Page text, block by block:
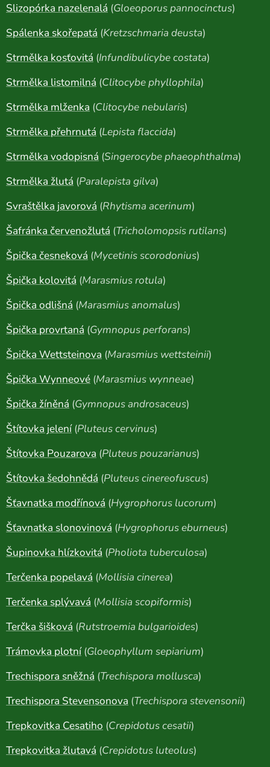
Slizopórka nazelenalá (Gloeoporus pannocinctus)
Spálenka skořepatá (Kretzschmaria deusta)
Strmělka kosťovitá (Infundibulicybe costata)
Strmělka listomilná (Clitocybe phyllophila)
Strmělka mlženka (Clitocybe nebularis)
Strmělka přehrnutá (Lepista flaccida)
Strmělka vodopisná (Singerocybe phaeophthalma)
Strmělka žlutá (Paralepista gilva)
Svraštělka javorová (Rhytisma acerinum)
Šafránka červenožlutá (Tricholomopsis rutilans)
Špička česneková (Mycetinis scorodonius)
Špička kolovitá (Marasmius rotula)
Špička odlišná (Marasmius anomalus)
Špička provrtaná (Gymnopus perforans)
Špička Wettsteinova (Marasmius wettsteinii)
Špička Wynneové (Marasmius wynneae)
Špička žíněná (Gymnopus androsaceus)
Štítovka jelení(Pluteus cervinus)
Štítovka Pouzarova (Pluteus pouzarianus)
Štítovka šedohnědá (Pluteus cinereofuscus)
Šťavnatka modřínová (Hygrophorus lucorum)
Šťavnatka slonovinová (Hygrophorus eburneus)
Šupinovka hlízkovitá (Pholiota tuberculosa)
Terčenka popelavá (Mollisia cinerea)
Terčenka splývavá (Mollisia scopiformis)
Terčka šišková (Rutstroemia bulgarioides)
Trámovka plotní(Gloeophyllum sepiarium)
Trechispora sněžná (Trechispora mollusca)
Trechispora Stevensonova (Trechispora stevensonii)
Trepkovitka Cesatiho (Crepidotus cesatii)
Trepkovitka žlutavá (Crepidotus luteolus)